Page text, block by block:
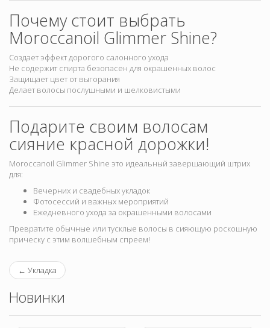
Почему стоит выбрать
Moroccanoil Glimmer Shine?
Создает эффект дорогого салонного ухода
Не содержит спирта безопасен для окрашенных волос
Защищает цвет от выгорания
Делает волосы послушными и шелковистыми
Подарите своим волосам
сияние красной дорожки!
Moroccanoil Glimmer Shine это идеальный завершающий штрих
для:
Вечерних и свадебных укладок
Фотосессий и важных мероприятий
Ежедневного ухода за окрашенными волосами
Превратите обычные или тусклые волосы в сияющую роскошную
прическу с этим волшебным спреем!
← Укладка
Новинки